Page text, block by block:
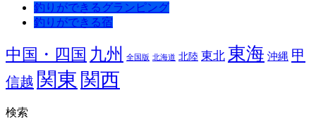
釣りができるグランピング
釣りができる宿
中国・四国 九州 全国版 北海道 北陸 東北 東海 沖縄 甲
信越 関東 関西
検索